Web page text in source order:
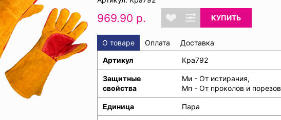
969.90 р. КУПИТЬ
О товаре Оплата
Доставка
Артикул
Кра792
Защитные
свойства
Ми - От истирания,
Мп - От проколов и порезов
Единица Пара